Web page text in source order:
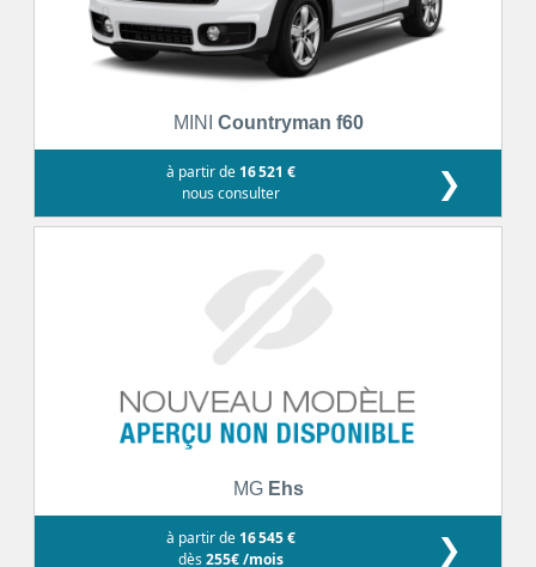
MINI Countryman f60
à partir de 16 521 €
nous consulter
❯
MG Ehs
à partir de 16 545 €
dès255€ /mois ❯